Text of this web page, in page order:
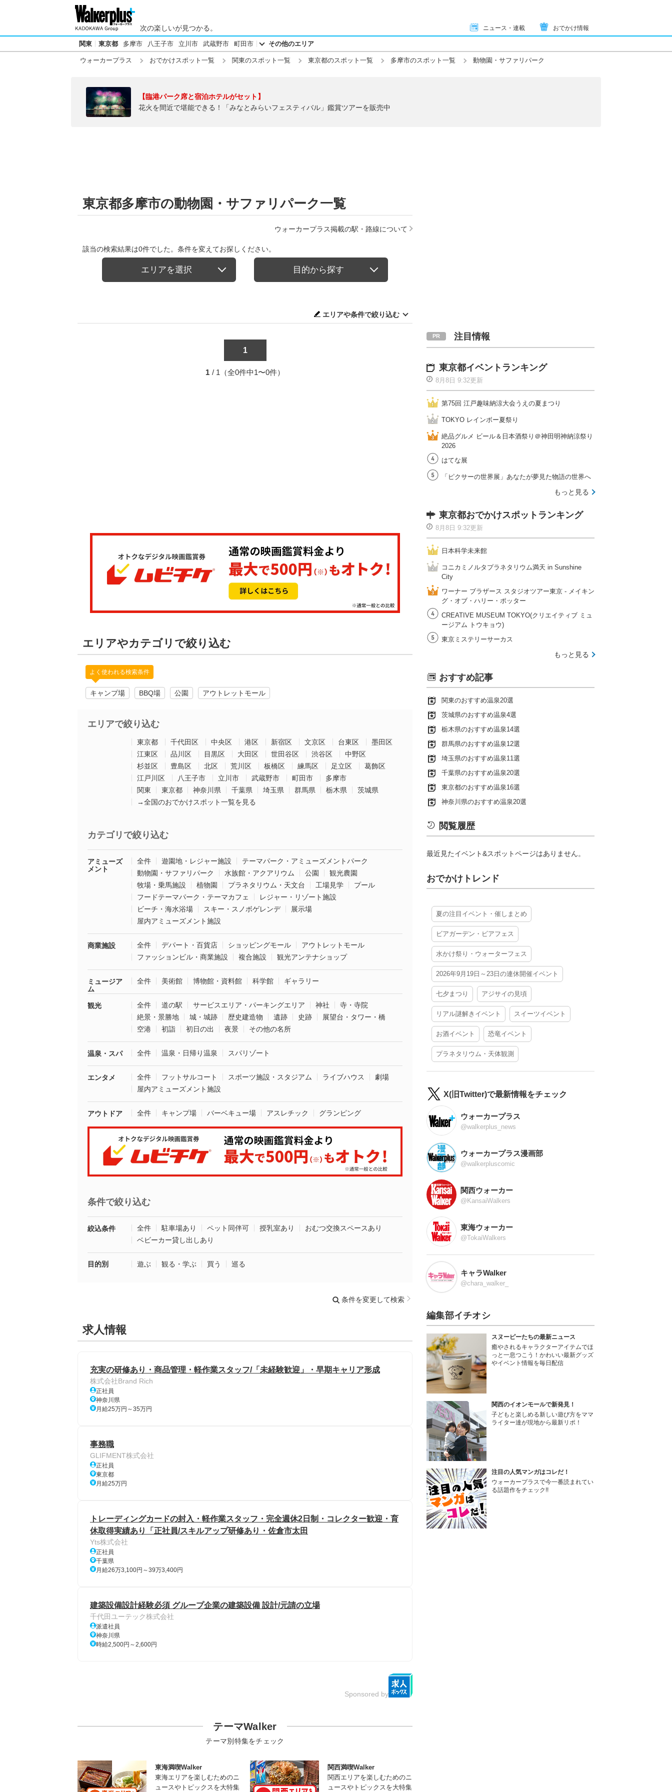
次の楽しいが見つかる。 ニュース・連載 おでかけ情報
関東 東京都 多摩市 八王子市 立川市 武蔵野市 町田市 その他のエリア
ウォーカープラス おでかけスポット一覧 関東のスポット一覧 東京都のスポット一覧 多摩市のスポット一覧 動物園・サファリパーク
【臨港パーク席と宿泊ホテルがセット】
花火を間近で堪能できる！「みなとみらいフェスティバル」鑑賞ツアーを販売中
東京都多摩市の動物園・サファリパーク一覧
ウォーカープラス掲載の駅・路線について
該当の検索結果は0件でした。条件を変えてお探しください。
エリアを選択 目的から探す
エリアや条件で絞り込む
1
1 / 1（全0件中1〜0件）
エリアやカテゴリで絞り込む
よく使われる検索条件
キャンプ場 BBQ場 公園 アウトレットモール
エリアで絞り込む
東京都 千代田区 中央区 港区 新宿区 文京区 台東区
墨田区
江東区
品川区 目黒区 大田区 世田谷区 渋谷区
中野区
杉並区
豊島区 北区 荒川区 板橋区 練馬区 足立区
葛飾区
江戸川区
八王子市 立川市 武蔵野市 町田市
多摩市
関東
東京都 神奈川県 千葉県 埼玉県 群馬県 栃木県
茨城県
→全国のおでかけスポット一覧を見る
カテゴリで絞り込む
アミューズ
メント
全件 遊園地・レジャー施設
テーマパーク・アミューズメントパーク
動物園・サファリパーク
水族館・アクアリウム 公園
観光農園
牧場・乗馬施設
植物園 プラネタリウム・天文台 工場見学
プール
フードテーマパーク・テーマカフェ
レジャー・リゾート施設
ビーチ・海水浴場
スキー・スノボゲレンデ
展示場
屋内アミューズメント施設
商業施設 全件 デパート・百貨店 ショッピングモール
アウトレットモール
ファッションビル・商業施設
複合施設 観光アンテナショップ
ミュージア
ム
全件 美術館 博物館・資料館 科学館 ギャラリー
観光 全件 道の駅 サービスエリア・パーキングエリア 神社
寺・寺院
絶景・景勝地
城・城跡 歴史建造物 遺跡 史跡
展望台・タワー・橋
空港
初詣 初日の出 夜景 その他の名所
温泉・スパ 全件 温泉・日帰り温泉 スパリゾート
エンタメ 全件 フットサルコート スポーツ施設・スタジアム ライブハウス
劇場
屋内アミューズメント施設
アウトドア 全件 キャンプ場 バーベキュー場 アスレチック グランピング
条件で絞り込む
絞込条件 全件 駐車場あり ペット同伴可 授乳室あり
おむつ交換スペースあり
ベビーカー貸し出しあり
目的別 遊ぶ 観る・学ぶ 買う 巡る
条件を変更して検索
求人情報
充実の研修あり・商品管理・軽作業スタッフ/「未経験歓迎」・早期キャリア形成
株式会社Brand Rich
正社員
神奈川県
月給25万円～35万円
事務職
GLIFMENT株式会社
正社員
東京都
月給25万円
トレーディングカードの封入・軽作業スタッフ・完全週休2日制・コレクター歓迎・育
休取得実績あり「正社員/スキルアップ研修あり・佐倉市太田
Yts株式会社
正社員
千葉県
月給26万3,100円～39万3,400円
建築設備設計経験必須 グループ企業の建築設備 設計/元請の立場
千代田ユーテック株式会社
派遣社員
神奈川県
時給2,500円～2,600円
Sponsored by
テーマWalker
テーマ別特集をチェック
東海満喫Walker
東海エリアを楽しむためのニ
ュースやトピックスを大特集
関西満喫Walker
関西エリアを楽しむためのニ
ュースやトピックスを大特集
注目情報
東京都イベントランキング
8月8日 9:32更新
第75回 江戸趣味納涼大会うえの夏まつり
TOKYO レインボー夏祭り
絶品グルメ ビール＆日本酒祭り＠神田明神納涼祭り
2026
はてな展
「ピクサーの世界展」あなたが夢見た物語の世界へ
もっと見る
東京都おでかけスポットランキング
8月8日 9:32更新
日本科学未来館
コニカミノルタプラネタリウム満天 in Sunshine
City
ワーナー ブラザース スタジオツアー東京 ‐ メイキン
グ・オブ・ハリー・ポッター
CREATIVE MUSEUM TOKYO(クリエイティブ ミュ
ージアム トウキョウ)
東京ミステリーサーカス
もっと見る
おすすめ記事
関東のおすすめ温泉20選
茨城県のおすすめ温泉4選
栃木県のおすすめ温泉14選
群馬県のおすすめ温泉12選
埼玉県のおすすめ温泉11選
千葉県のおすすめ温泉20選
東京都のおすすめ温泉16選
神奈川県のおすすめ温泉20選
閲覧履歴
最近見たイベント&スポットページはありません。
おでかけトレンド
夏の注目イベント・催しまとめ
ビアガーデン・ビアフェス
水かけ祭り・ウォーターフェス
2026年9月19日～23日の連休開催イベント
七夕まつり アジサイの見頃
リアル謎解きイベント スイーツイベント
お酒イベント 恐竜イベント
プラネタリウム・天体観測
X(旧Twitter)で最新情報をチェック
ウォーカープラス
@walkerplus_news
ウォーカープラス漫画部
@walkerpluscomic
関西ウォーカー
@KansaiWalkers
東海ウォーカー
@TokaiWalkers
キャラWalker
@chara_walker_
編集部イチオシ
スヌーピーたちの最新ニュース
癒やされるキャラクターアイテムでほ
っと一息つこう！かわいい最新グッズ
やイベント情報を毎日配信
関西のイオンモールで新発見！
子どもと楽しめる新しい遊び方をママ
ライター達が現地から最新リポ！
注目の人気マンガはコレだ！
ウォーカープラスで今一番読まれてい
る話題作をチェック!!